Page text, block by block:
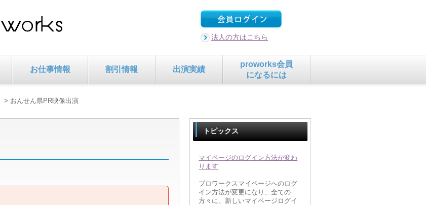
法人の方はこちら
お仕事情報 割引情報 出演実績
proworks会員
になるには
> おんせん県PR映像出演
トピックス
マイページのログイン方法が変わ
ります
プロワークスマイページへのログ
イン方法が変更になり、全ての
方々に、新しいマイページログイ